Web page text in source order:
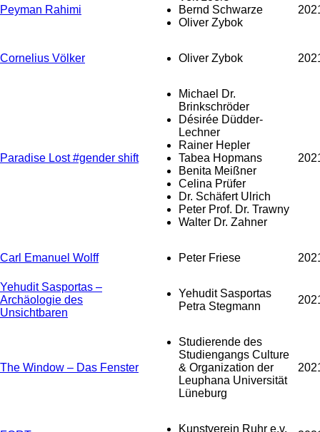
Peyman Rahimi
Bernd Schwarze
Oliver Zybok
Cornelius Völker Oliver Zybok
Paradise Lost #gender shift
Michael Dr.
Brinkschröder
Désirée Düdder-
Lechner
Rainer Hepler
Tabea Hopmans
Benita Meißner
Celina Prüfer
Dr. Schäfert Ulrich
Peter Prof. Dr. Trawny
Walter Dr. Zahner
Carl Emanuel Wolff Peter Friese
Yehudit Sasportas –
Archäologie des
Unsichtbaren
Yehudit Sasportas
Petra Stegmann
The Window – Das Fenster
Studierende des
Studiengangs Culture
& Organization der
Leuphana Universität
Lüneburg
Kunstverein Ruhr e.v.